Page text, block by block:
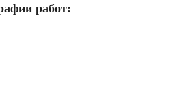
работ: